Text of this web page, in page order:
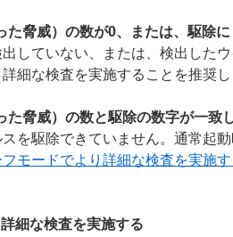
た脅威）の数が0、または、駆除
していない、または、検出した
細な検査を実施することを推奨
た脅威）の数と駆除の数字が一致
を駆除できていません。通常起
フモードでより詳細な検査を実施
細な検査を実施する